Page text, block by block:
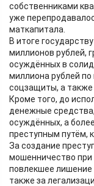
собственниками
уже
маткапитала.
В итоге
миллионов рублей,
осуждённых в
миллиона рублей
соцзащиты, а также
Кроме того, до
денежные
осуждённых, а
преступным путём,
За создание
мошенничество при
повлекшее
также за